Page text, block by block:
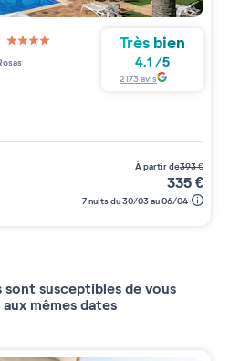
4 étoiles sur 5
Très bien
4.1 /5
2173avis
à partir de393€
335€
7 nuits du 30/03 au 06/04
sont susceptibles de vous
mêmes dates